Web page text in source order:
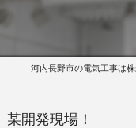
某開発現場！